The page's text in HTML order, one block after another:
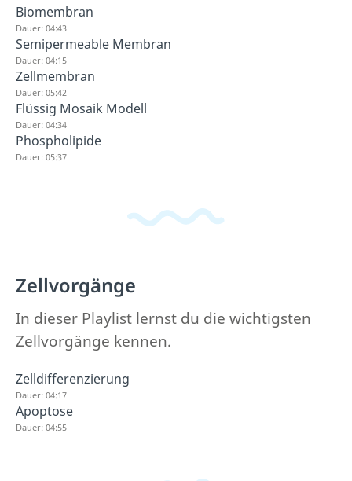
Biomembran
Dauer: 04:43
Semipermeable Membran
Dauer: 04:15
Zellmembran
Dauer: 05:42
Flüssig Mosaik Modell
Dauer: 04:34
Phospholipide
Dauer: 05:37
Zellvorgänge
In dieser Playlist lernst du die wichtigsten
Zellvorgänge kennen.
Zelldifferenzierung
Dauer: 04:17
Apoptose
Dauer: 04:55